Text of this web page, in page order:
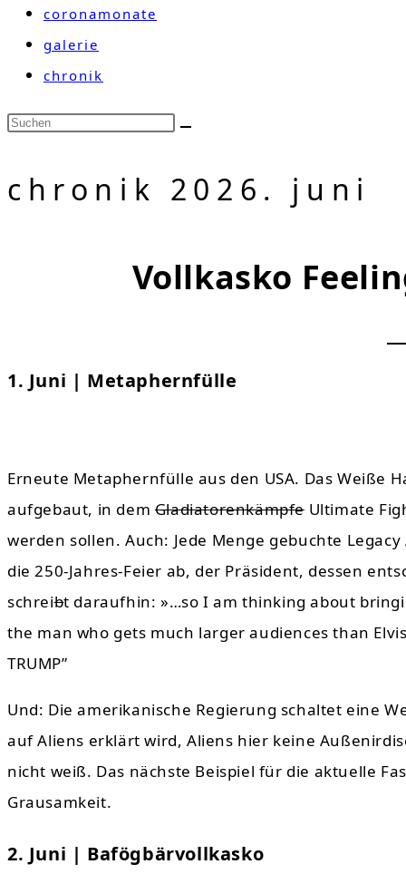
coronamonate
galerie
chronik
chronik 2026. juni
Vollkasko
1. Juni | Metaphernfülle
Erneute Metaphernfülle aus den USA. Das Weiße
aufgebaut, in demGladiatorenkämpfe Ultimate
werden sollen. Auch: Jede Menge gebuchte
die 250-Jahres-Feier ab, der Präsident, dessen
schreibt daraufhin: »…so I am thinking about
the man who gets much larger audiences than
TRUMP”
Und: Die amerikanische Regierung schaltet eine
auf Aliens erklärt wird, Aliens hier keine
nicht weiß. Das nächste Beispiel für die aktuelle
Grausamkeit.
2. Juni | Bafögbärvollkasko